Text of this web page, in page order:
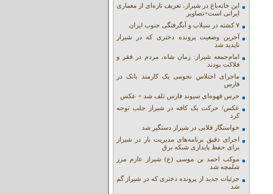
این خانه‌باغ در شیراز، تعریف تازه‌ای از معماری
ایرانی است+تصاویر
۷ کشته در سیلاب و آبگرفتگی جنوب ایران
آخرین وضعیت پرونده دختری که در شیراز
ناپدید شد
امام‌جمعه شیراز: زمان شاه، مردم در فقر و
فلاکت بودند
ماجرای اختلاس نجومی یک کارمند بانک در
فارس
خرس قهوه‌ای سیوند فارس تلف شد + عکس
عکس/ حرکت یک کافه در شیراز جلب توجه
کرد
خواستگار قلابی در شیراز دستگیر شد
اجرای دقیق برنامه‌های مدیریت بار در شیراز
برای حفظ پایداری شبکه برق
موکب احمد بن موسی (ع) شیراز عازم مرز
شلمچه شد
جزئیات جدید از پرونده دختری که در شیراز گم
شد